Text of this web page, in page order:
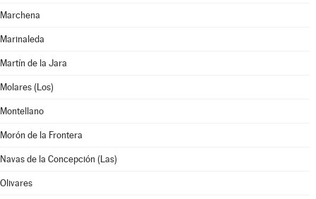
Marchena
Marinaleda
Martín de la Jara
Molares (Los)
Montellano
Morón de la Frontera
Navas de la Concepción (Las)
Olivares